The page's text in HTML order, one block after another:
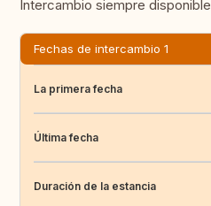
Intercambio siempre disponible
Fechas de intercambio 1
La primera fecha
Última fecha
Duración de la estancia